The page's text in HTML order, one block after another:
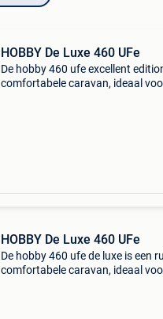
HOBBY De Luxe 460 UFe
De hobby 460 ufe excellent
comfortabele caravan, ideaal
HOBBY De Luxe 460 UFe
De hobby 460 ufe de luxe is een
comfortabele caravan, ideaal